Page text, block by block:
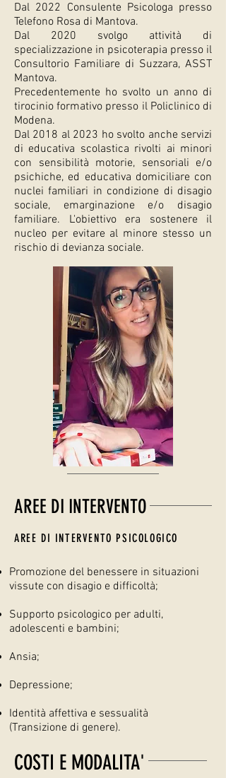
Dal 2022 Consulente Psicologa presso
Telefono Rosa di Mantova.
Dal 2020 svolgo attività di
specializzazione in psicoterapia presso il
Consultorio Familiare di Suzzara, ASST
Mantova.
Precedentemente ho svolto un anno di
tirocinio formativo presso il Policlinico di
Modena.
Dal 2018 al 2023 ho svolto anche servizi
di educativa scolastica rivolti ai minori
con sensibilità motorie, sensoriali e/o
psichiche, ed educativa domiciliare con
nuclei familiari in condizione di disagio
sociale, emarginazione e/o disagio
familiare. L'obiettivo era sostenere il
nucleo per evitare al minore stesso un
rischio di devianza sociale.
AREE DI INTERVENTO
AREE DI INTERVENTO PSICOLOGICO
Promozione del benessere in situazioni
vissute con disagio e difficoltà;
Supporto psicologico per adulti,
adolescenti e bambini;
Ansia;
Depressione;
Identità affettiva e sessualità
(Transizione di genere).
COSTI E MODALITA'